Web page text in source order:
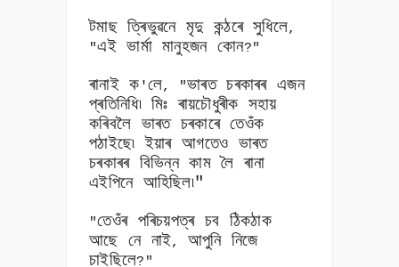
টমাছ ত্ৰিভুৱনে মৃদু কন্ঠৰে সুধিলে,
"এই ভাৰ্মা মানুহজন কোন?"
ৰানাই ক 'লে, "ভাৰত চৰকাৰৰ এজন
প্ৰতিনিধি৷ মিঃ ৰায়চৌধুৰীক সহায়
কৰিবলৈ ভাৰত চৰকাৰে তেওঁক
পঠাইছে৷ ইয়াৰ আগতেও ভাৰত
চৰকাৰৰ বিভিন্ন কাম লৈ ৰানা
এইপিনে আহিছিল৷"
"তেওঁৰ পৰিচয়পত্ৰ চব ঠিকঠাক
আছে নে নাই, আপুনি নিজে
চাইছিলে?"